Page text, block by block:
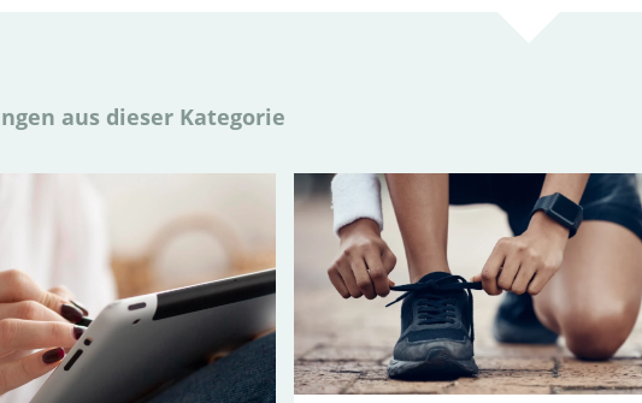
aus dieser Kategorie